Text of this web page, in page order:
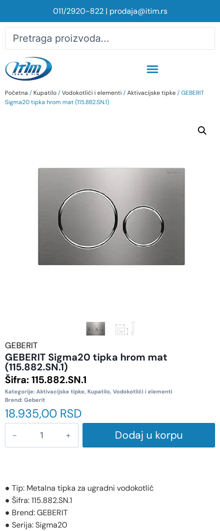
011/2920-822| prodaja@itim.rs
Početna / Kupatilo/Vodokotlići i elementi /Aktivacijske tipke/ GEBERIT
Sigma20 tipka hrom mat (115.882.SN.1)
GEBERIT
GEBERIT Sigma20 tipka hrom mat
(115.882.SN.1)
Šifra:115.882.SN.1
Kategorije: Aktivacijske tipke, Kupatilo, Vodokotlići i elementi
Brend: Geberit
18.935,00 RSD
Dodaj u korpu
● Tip: Metalna tipka za ugradni vodokotlić
● Šifra: 115.882.SN.1
● Brend: GEBERIT
● Serija: Sigma20